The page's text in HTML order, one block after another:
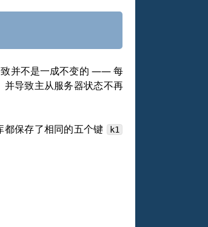
致并不是一成不变的 —— 每
导致主从服务器状态不再
保存了相同的五个键 k1